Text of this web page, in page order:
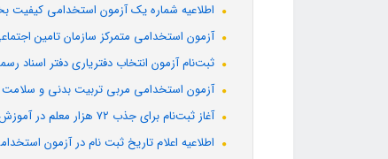
اطلاعیه شماره یک آزمون استخدامی
آزمون استخدامی متمرکز سازمان تامین اجتماعی
ثبت‌نام آزمون انتخاب دفتریاری دفتر اسناد
آزمون استخدامی مربی تربیت بدنی و سلامت
آغاز ثبت‌نام برای جذب ۷۲ هزار معلم در آموزش و پرورش از امروز
اطلاعیه اعلام تاریخ ثبت نام در آزمون